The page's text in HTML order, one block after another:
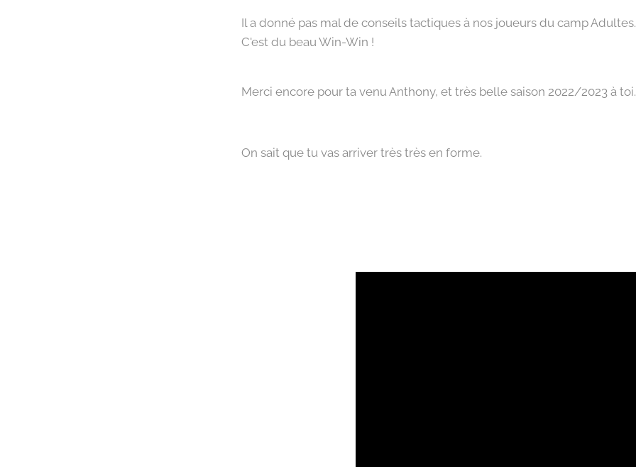
Il a donné pas mal de conseils tactiques à nos joueurs du camp Adultes.
C'est du beau Win-Win ! 🤝
Merci encore pour ta venu Anthony, et très belle saison 2022/2023 à
On sait que tu vas arriver très très en forme.